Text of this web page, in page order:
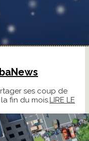
ses coup de
fin du mois.LIRE LE